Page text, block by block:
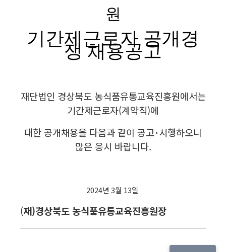
원
기간제근로자 공개경
쟁 채용공고
재단법인 경상북도 농식품유통교육진흥원에서는
기간제근로자(계약직)에
대한 공개채용을 다음과 같이 공고･시행하오니
많은 응시 바랍니다.
2024년 3월 13일
(재)경상북도 농식품유통교육진흥원장